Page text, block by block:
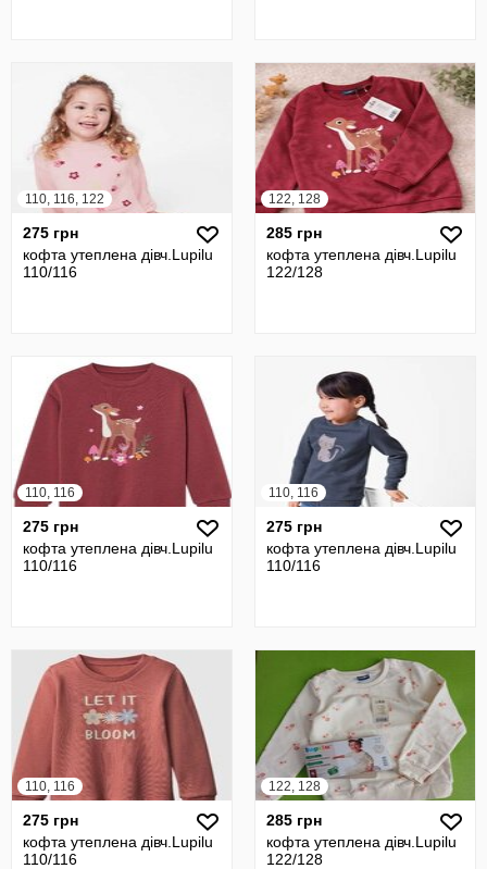
110, 116, 122
275 грн
кофта утеплена дівч.Lupilu
110/116
122, 128
285 грн
кофта утеплена дівч.Lupilu
122/128
110, 116
275 грн
кофта утеплена дівч.Lupilu
110/116
110, 116
275 грн
кофта утеплена дівч.Lupilu
110/116
110, 116
275 грн
кофта утеплена дівч.Lupilu
110/116
122, 128
285 грн
кофта утеплена дівч.Lupilu
122/128